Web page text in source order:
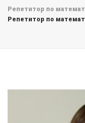
Репетитор по
Репетитор по